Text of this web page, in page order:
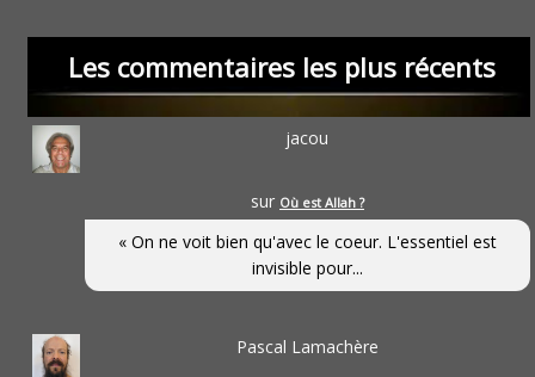
Les commentaires les plus récents
jacou
sur Où est Allah ?
« On ne voit bien qu'avec le coeur. L'essentiel est
invisible pour...
Pascal Lamachère